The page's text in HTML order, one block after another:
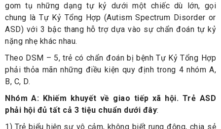
gom tụ những dạng tự kỷ dưới một chiếc dù lớn, gọi
chung là Tự Kỷ Tổng Hợp (Autism Spectrum Disorder or
ASD) với 3 bậc thang hỗ trợ dựa vào sự chẩn đoán tự kỷ
nặng nhẹ khác nhau.
Theo DSM – 5, trẻ có chẩn đoán bị bệnh Tự Kỷ Tổng Hợp
phải thỏa mãn những điều kiện quy định trong 4 nhóm A,
B, C, D.
Nhóm A: Khiếm khuyết về giao tiếp xã hội. Trẻ ASD
phải hội đủ tất cả 3 tiệu chuẩn dưới đây:
1) Trẻ biểu hiện sự vô cảm, không biết rung động, chia sẻ